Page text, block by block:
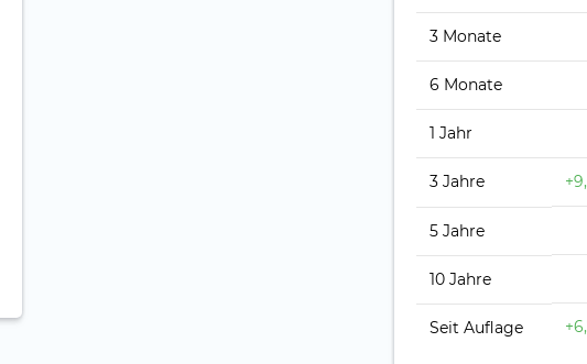
3 Monate
6 Monate
1 Jahr
3 Jahre
5 Jahre
10 Jahre
Seit Auflage